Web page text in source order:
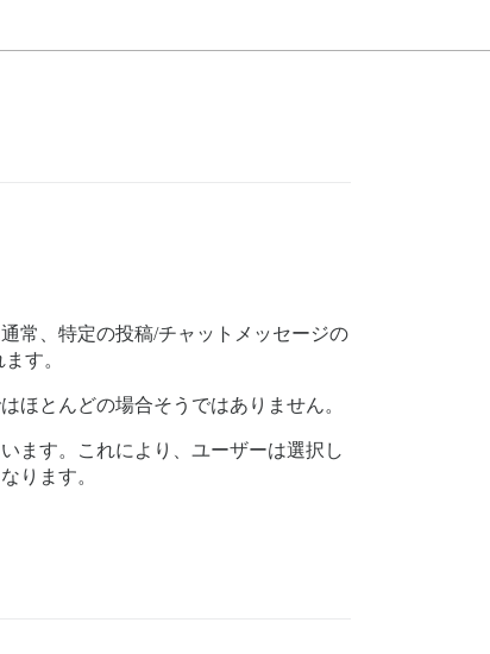
常、特定の投稿/チャットメッセージの
す。
ほとんどの場合そうではありません。
ます。これにより、ユーザーは選択し
ります。